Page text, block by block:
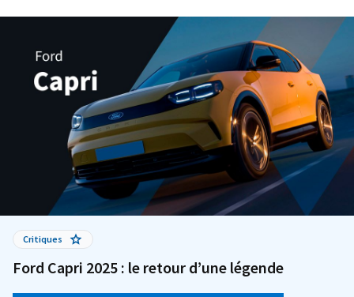
Critiques
Ford Capri 2025 : le retour d’une légende